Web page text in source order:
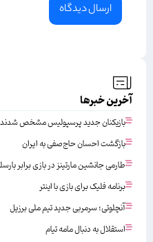
آخرین خبرها
بازیکنان جدید پرسپولیس مشخص شدند
بازگشت احسان حاج‌صفی به ایران
طارمی جانشین مارتینز در بازی برابر بارسلونا
برنامه فلیک برای بازی با اینتر
آنچلوتی؛ سرمربی جدید تیم ملی برزیل
استقلال به دنبال مامه تیام